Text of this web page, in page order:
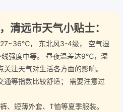
远市天气小贴士：
27~36℃， 东北风3-4级， 空气湿
强度中等。 昼夜温差达9℃，湿
注天气对生活各方面的影响。
通等指数比较舒适； 需要注意过
短薄外套、T恤等夏季服装。